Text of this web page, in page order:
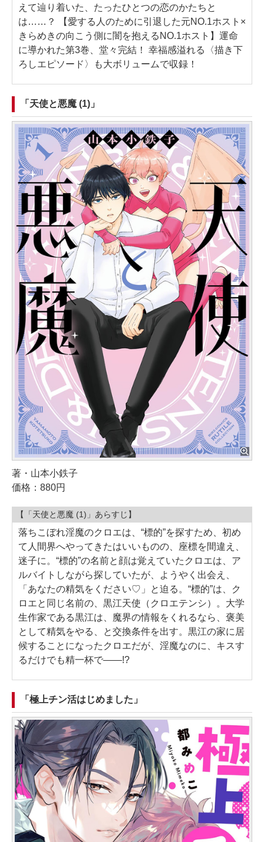
えて辿り着いた、たったひとつの恋のかたちと
は……？ 【愛する人のために引退した元NO.1ホスト×
きらめきの向こう側に闇を抱えるNO.1ホスト】運命
に導かれた第3巻、堂々完結！ 幸福感溢れる〈描き下
ろしエピソード〉も大ボリュームで収録！
「天使と悪魔 (1)」
著・山本小鉄子
価格：880円
【「天使と悪魔 (1)」あらすじ】
落ちこぼれ淫魔のクロエは、“標的”を探すため、初め
て人間界へやってきたはいいものの、座標を間違え、
迷子に。“標的”の名前と顔は覚えていたクロエは、ア
ルバイトしながら探していたが、ようやく出会え、
「あなたの精気をください♡」と迫る。“標的”は、ク
ロエと同じ名前の、黒江天使（クロエテンシ）。大学
生作家である黒江は、魔界の情報をくれるなら、褒美
として精気をやる、と交換条件を出す。黒江の家に居
候することになったクロエだが、淫魔なのに、キスす
るだけでも精一杯で――!?
「極上チン活はじめました」